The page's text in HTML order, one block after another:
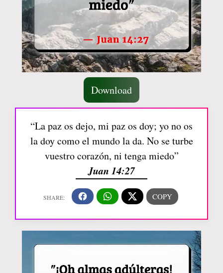
Download
“La paz os dejo, mi paz os doy; yo no os
la doy como el mundo la da. No se turbe
vuestro corazón, ni tenga miedo”
Juan 14:27